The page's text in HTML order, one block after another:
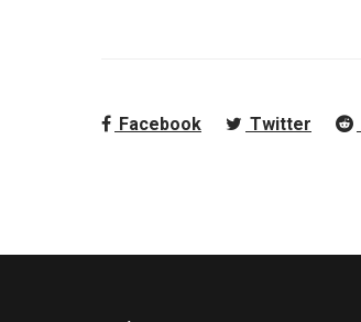
Facebook Twitter